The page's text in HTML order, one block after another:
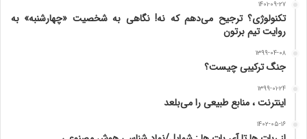
۱۴۰۱-۰۹-۲۷
تکنولوژی؟ ترجیح می‌دهم که نه! نگاهی به شخصیت «چهارشنبه» به
روایت تیم برتون
۱۳۹۹-۰۴-۰۸
جنگ ترکیبی چیست؟
۱۳۹۹-۰۱-۲۴
اینترنت ، منابع طبیعی را می‌بلعد
۱۴۰۲-۰۵-۱۶